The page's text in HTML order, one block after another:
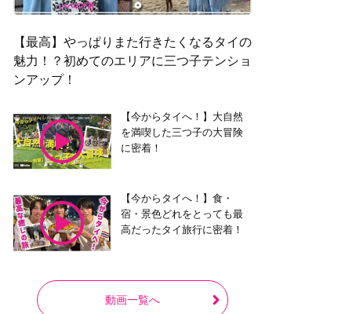
【最高】やっぱりまた行きたくなるタイの
魅力！？初めてのエリアに三つ子テンショ
ンアップ！
【今からタイへ！】大自然
を満喫した三つ子の大冒険
に密着！
【今からタイへ！】食・
宿・景色どれをとっても最
高だったタイ旅行に密着！
動画一覧へ